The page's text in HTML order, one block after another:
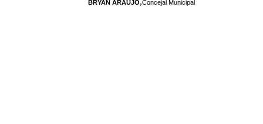
BRYAN ARAUJO Concejal Municipal